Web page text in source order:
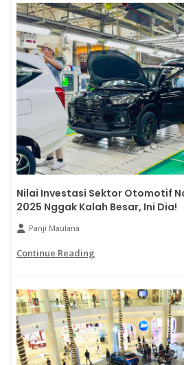
Nilai Investasi Sektor Otomotif
2025 Nggak Kalah Besar, Ini Dia!
Panji Maulana
Continue Reading